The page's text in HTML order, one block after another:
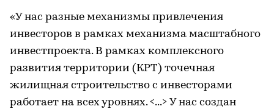
«У нас разные механизмы привлечения
инвесторов в рамках механизма масштабного
инвестпроекта. В рамках комплексного
развития территории (КРТ) точечная
жилищная строительство с инвесторами
работает на всех уровнях. <...> У нас создан